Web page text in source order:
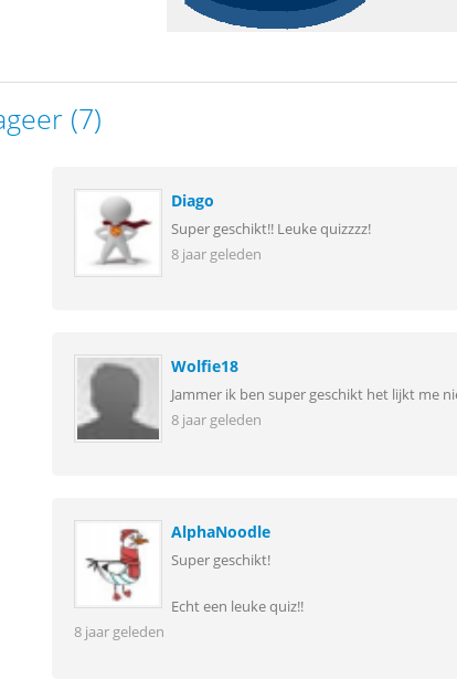
(7)
Diago
Super geschikt!! Leuke quizzzz!
8 jaar geleden
Wolfie18
Jammer ik ben super geschikt het lijkt me
8 jaar geleden
AlphaNoodle
Super geschikt!
Echt een leuke quiz!!
8 jaar geleden